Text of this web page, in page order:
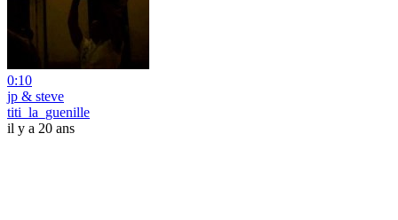
0:10
jp & steve
titi_la_guenille
il y a 20 ans